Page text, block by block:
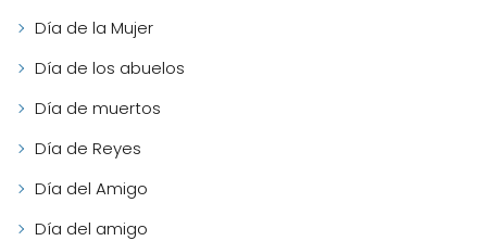
Día de la Mujer
Día de los abuelos
Día de muertos
Día de Reyes
Día del Amigo
Día del amigo